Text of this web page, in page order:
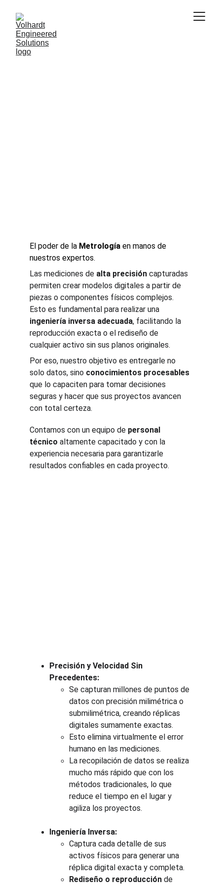
El poder de la Metrología en manos de
nuestros expertos.
Las mediciones de alta precisión capturadas
permiten crear modelos digitales a partir de
piezas o componentes físicos complejos.
Esto es fundamental para realizar una
ingeniería inversa adecuada, facilitando la
reproducción exacta o el rediseño de
cualquier activo sin sus planos originales.
Por eso, nuestro objetivo es entregarle no
solo datos, sino conocimientos procesables
que lo capaciten para tomar decisiones
seguras y hacer que sus proyectos avancen
con total certeza.
Contamos con un equipo de personal
técnico altamente capacitado y con la
experiencia necesaria para garantizarle
resultados confiables en cada proyecto.
Precisión y Velocidad Sin
Precedentes:
Se capturan millones de puntos de
datos con precisión milimétrica o
submilimétrica, creando réplicas
digitales sumamente exactas.
Esto elimina virtualmente el error
humano en las mediciones.
La recopilación de datos se realiza
mucho más rápido que con los
métodos tradicionales, lo que
reduce el tiempo en el lugar y
agiliza los proyectos.
Ingeniería Inversa:
Captura cada detalle de sus
activos físicos para generar una
réplica digital exacta y completa.
Rediseño o reproducción de